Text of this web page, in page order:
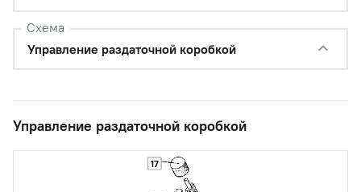
Схема
Управление раздаточной коробкой
Управление раздаточной коробкой
17